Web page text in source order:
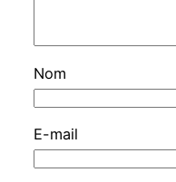
Nom
E-mail